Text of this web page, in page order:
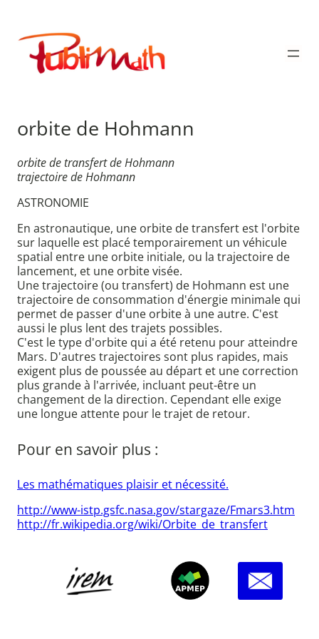
contenu
Publimath
orbite de Hohmann
orbite de transfert de Hohmann
trajectoire de Hohmann
ASTRONOMIE
En astronautique, une orbite de transfert est l'orbite
sur laquelle est placé temporairement un véhicule
spatial entre une orbite initiale, ou la trajectoire de
lancement, et une orbite visée.
Une trajectoire (ou transfert) de Hohmann est une
trajectoire de consommation d'énergie minimale qui
permet de passer d'une orbite à une autre. C'est
aussi le plus lent des trajets possibles.
C'est le type d'orbite qui a été retenu pour atteindre
Mars. D'autres trajectoires sont plus rapides, mais
exigent plus de poussée au départ et une correction
plus grande à l'arrivée, incluant peut-être un
changement de la direction. Cependant elle exige
une longue attente pour le trajet de retour.
Pour en savoir plus :
Les mathématiques plaisir et nécessité.
http://www-istp.gsfc.nasa.gov/stargaze/Fmars3.htm
http://fr.wikipedia.org/wiki/Orbite_de_transfert